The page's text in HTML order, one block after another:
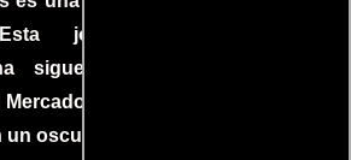
joya cinematográfica
sigue la historia de un
4 de Asunción que se
oscuro mundo de crimen